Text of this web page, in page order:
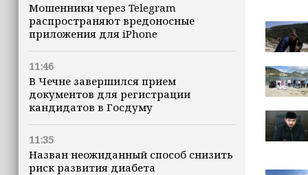
Мошенники через Telegram
распространяют вредоносные
приложения для iPhone
11:46
В Чечне завершился прием
документов для регистрации
кандидатов в Госдуму
11:35
Назван неожиданный способ снизить
риск развития диабета